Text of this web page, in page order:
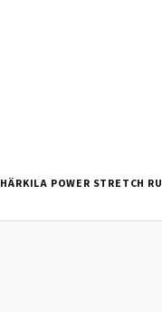
HÄRKILA POWER STRETCH